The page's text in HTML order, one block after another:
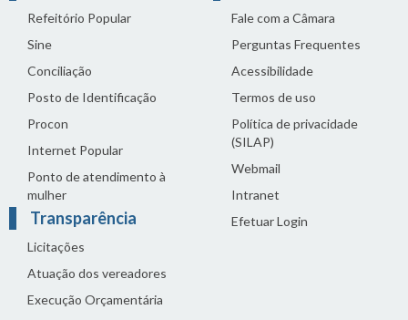
Refeitório Popular
Sine
Conciliação
Posto de Identificação
Procon
Internet Popular
Ponto de atendimento à
mulher
Transparência
Licitações
Atuação dos vereadores
Execução Orçamentária
Fale com a Câmara
Perguntas Frequentes
Acessibilidade
Termos de uso
Política de privacidade
(SILAP)
Webmail
Intranet
Efetuar Login